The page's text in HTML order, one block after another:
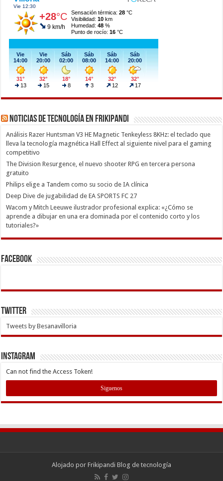
Noticias de Tecnología en Frikipandi
Análisis Razer Huntsman V3 HE Magnetic Tenkeyless 8KHz: el teclado que
lleva la tecnología magnética Hall Effect al siguiente nivel para el gaming
competitivo
The Division Resurgence, el nuevo shooter RPG en tercera persona
gratuito
Philips elige a Tandem como su socio de IA clínica
Deep Dive de jugabilidad de EA SPORTS FC 27
Wacom y Mitch Leeuwe ilustrador profesional explica: «¿Cómo se
aprende a dibujar en una era dominada por el contenido corto y los
tutoriales?»
Facebook
Twitter
Tweets by Besanavilloria
INSTAGRAM
Can not find the Access Token!
Siguenos
Alojado por Frikipandi Blog de tecnología